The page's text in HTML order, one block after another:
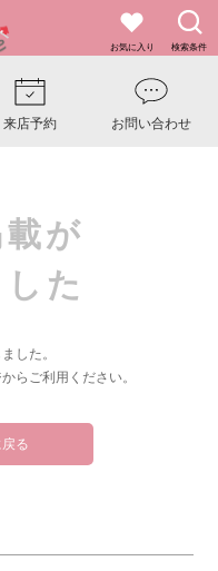
お気に入り 検索条件
来店予約 お問い合わせ
が
た
した。
らご利用ください。
る